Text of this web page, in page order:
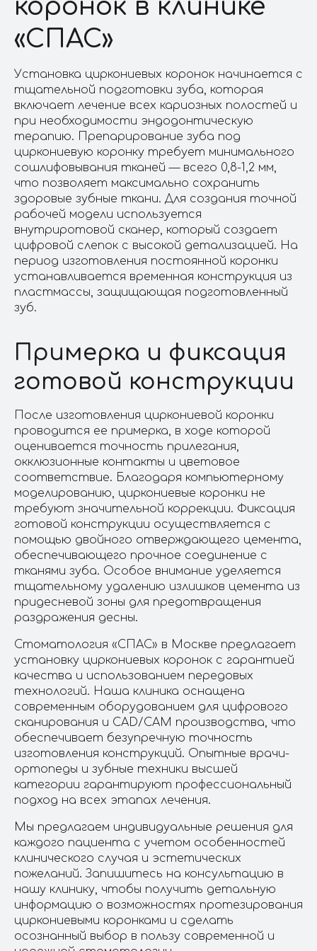
коронок в клинике
«СПАС»
Установка циркониевых коронок начинается с
тщательной подготовки зуба, которая
включает лечение всех кариозных полостей и
при необходимости эндодонтическую
терапию. Препарирование зуба под
циркониевую коронку требует минимального
сошлифовывания тканей — всего 0,8-1,2 мм,
что позволяет максимально сохранить
здоровые зубные ткани. Для создания точной
рабочей модели используется
внутриротовой сканер, который создает
цифровой слепок с высокой детализацией. На
период изготовления постоянной коронки
устанавливается временная конструкция из
пластмассы, защищающая подготовленный
зуб.
Примерка и фиксация
готовой конструкции
После изготовления циркониевой коронки
проводится ее примерка, в ходе которой
оценивается точность прилегания,
окклюзионные контакты и цветовое
соответствие. Благодаря компьютерному
моделированию, циркониевые коронки не
требуют значительной коррекции. Фиксация
готовой конструкции осуществляется с
помощью двойного отверждающего цемента,
обеспечивающего прочное соединение с
тканями зуба. Особое внимание уделяется
тщательному удалению излишков цемента из
придесневой зоны для предотвращения
раздражения десны.
Стоматология «СПАС» в Москве предлагает
установку циркониевых коронок с гарантией
качества и использованием передовых
технологий. Наша клиника оснащена
современным оборудованием для цифрового
сканирования и CAD/CAM производства, что
обеспечивает безупречную точность
изготовления конструкций. Опытные врачи-
ортопеды и зубные техники высшей
категории гарантируют профессиональный
подход на всех этапах лечения.
Мы предлагаем индивидуальные решения для
каждого пациента с учетом особенностей
клинического случая и эстетических
пожеланий. Запишитесь на консультацию в
нашу клинику, чтобы получить детальную
информацию о возможностях протезирования
циркониевыми коронками и сделать
осознанный выбор в пользу современной и